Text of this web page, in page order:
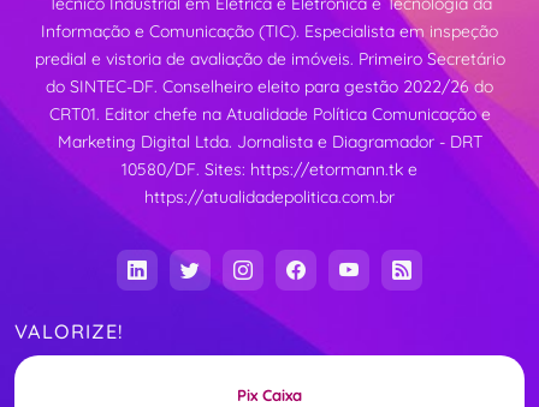
Informação e Comunicação (TIC). Especialista em inspeção
predial e vistoria de avaliação de imóveis. Primeiro Secretário
do SINTEC-DF. Conselheiro eleito para gestão 2022/26 do
CRT01. Editor chefe na Atualidade Política Comunicação e
Marketing Digital Ltda. Jornalista e Diagramador - DRT
10580/DF. Sites: https://etormann.tk e
https://atualidadepolitica.com.br
VALORIZE!
Pix Caixa